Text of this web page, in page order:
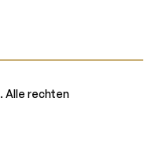
. Alle rechten